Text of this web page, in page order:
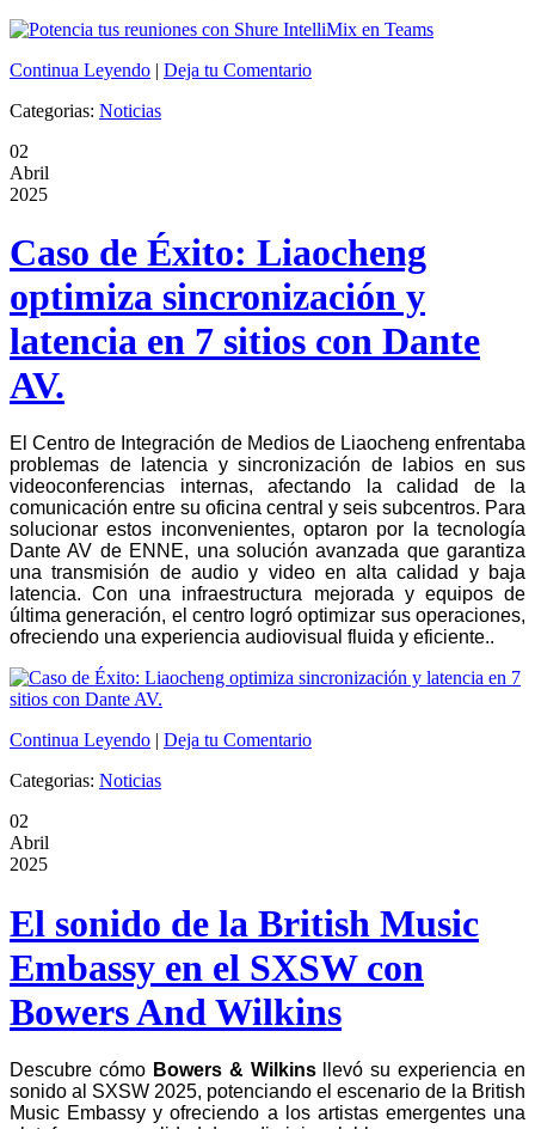
Continua Leyendo | Deja tu Comentario
Categorias: Noticias
02
Abril
2025
Caso de Éxito: Liaocheng
optimiza sincronización y
latencia en 7 sitios con Dante
AV.
El Centro de Integración de Medios de Liaocheng enfrentaba
problemas de latencia y sincronización de labios en sus
videoconferencias internas, afectando la calidad de la
comunicación entre su oficina central y seis subcentros. Para
solucionar estos inconvenientes, optaron por la tecnología
Dante AV de ENNE, una solución avanzada que garantiza
una transmisión de audio y video en alta calidad y baja
latencia. Con una infraestructura mejorada y equipos de
última generación, el centro logró optimizar sus operaciones,
ofreciendo una experiencia audiovisual fluida y eficiente..
Continua Leyendo | Deja tu Comentario
Categorias: Noticias
02
Abril
2025
El sonido de la British Music
Embassy en el SXSW con
Bowers And Wilkins
Descubre cómo Bowers & Wilkinsllevó su experiencia en
sonido al SXSW 2025, potenciando el escenario de la British
Music Embassy y ofreciendo a los artistas emergentes una